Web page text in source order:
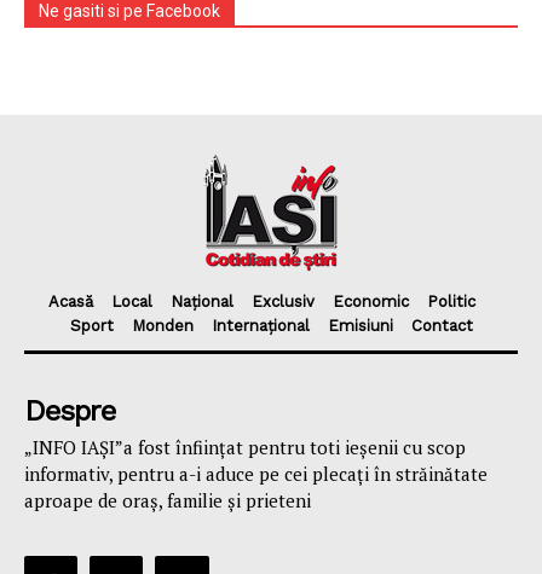
Ne gasiti si pe Facebook
Acasă Local Național Exclusiv Economic
Politic
Sport
Monden Internațional Emisiuni Contact
Despre
„INFO IAȘI”a fost înfiinţat pentru toti ieşenii cu scop
informativ, pentru a-i aduce pe cei plecaţi în străinătate
aproape de oraş, familie și prieteni